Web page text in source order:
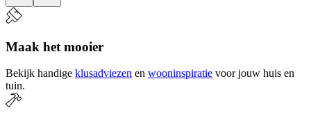
Maak het mooier
Bekijk handige klusadviezen en wooninspiratie voor jouw huis en
tuin.